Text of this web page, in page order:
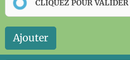
CLIQUEZ POUR VALIDER
Ajouter